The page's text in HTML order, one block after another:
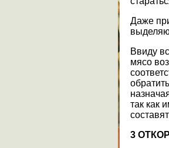
Даже
Ввиду
мясо
так как
3